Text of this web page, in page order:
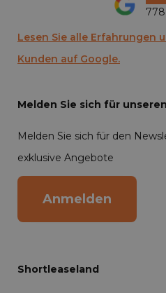
Lesen Sie alle Erfahrungen
Kunden auf Google.
Melden Sie sich für
Melden Sie sich für den
exklusive Angebote
Anmelden
Shortleaseland